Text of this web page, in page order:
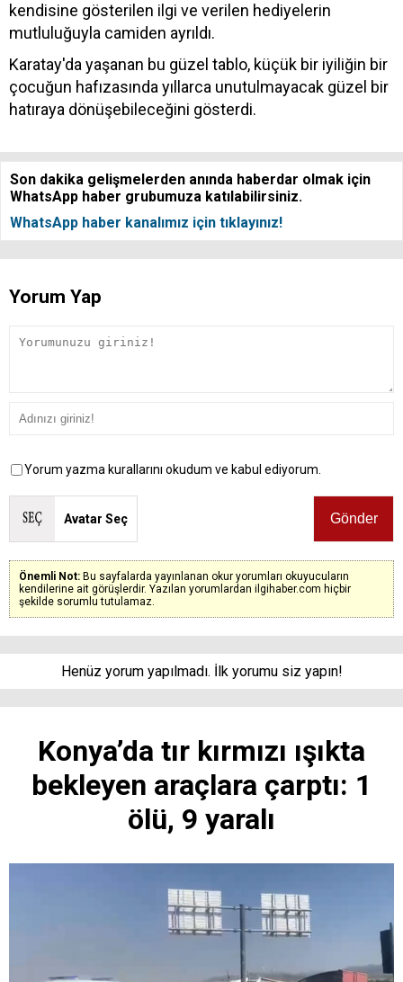
kendisine gösterilen ilgi ve verilen hediyelerin
mutluluğuyla camiden ayrıldı.
Karatay'da yaşanan bu güzel tablo, küçük bir iyiliğin bir
çocuğun hafızasında yıllarca unutulmayacak güzel bir
hatıraya dönüşebileceğini gösterdi.
Son dakika gelişmelerden anında haberdar olmak için
WhatsApp haber grubumuza katılabilirsiniz.
WhatsApp haber kanalımız için tıklayınız!
Yorum Yap
Yorum yazma kurallarını okudum ve kabul ediyorum.
Avatar Seç
Önemli Not: Bu sayfalarda yayınlanan okur yorumları okuyucuların
kendilerine ait görüşlerdir. Yazılan yorumlardan ilgihaber.com hiçbir
şekilde sorumlu tutulamaz.
Henüz yorum yapılmadı. İlk yorumu siz yapın!
Konya’da tır kırmızı ışıkta
bekleyen araçlara çarptı: 1
ölü, 9 yaralı